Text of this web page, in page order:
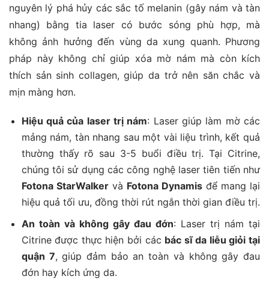
nguyên lý phá hủy các sắc tố melanin (gây nám và tàn
nhang) bằng tia laser có bước sóng phù hợp, mà
không ảnh hưởng đến vùng da xung quanh. Phương
pháp này không chỉ giúp xóa mờ nám mà còn kích
thích sản sinh collagen, giúp da trở nên săn chắc và
mịn màng hơn​.
Hiệu quả của laser trị nám: Laser giúp làm mờ các
mảng nám, tàn nhang sau một vài liệu trình, kết quả
thường thấy rõ sau 3-5 buổi điều trị. Tại Citrine,
chúng tôi sử dụng các công nghệ laser tiên tiến như
Fotona StarWalkervà Fotona Dynamisđể mang lại
hiệu quả tối ưu, đồng thời rút ngắn thời gian điều trị​.
An toàn và không gây đau đớn: Laser trị nám tại
Citrine được thực hiện bởi các bác sĩ da liễu giỏi tại
quận 7, giúp đảm bảo an toàn và không gây đau
đớn hay kích ứng da.